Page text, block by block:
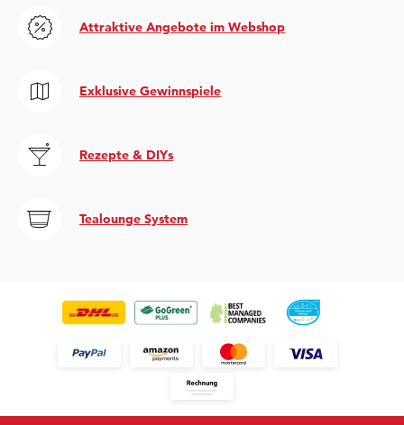
Attraktive Angebote im Webshop
Exklusive Gewinnspiele
Rezepte & DIYs
Tealounge System